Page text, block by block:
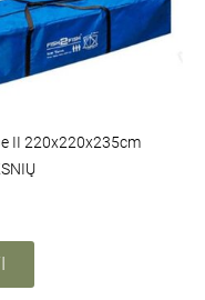
II 220x220x235cm